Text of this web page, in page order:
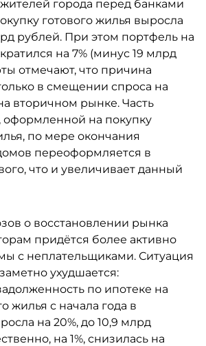
города перед банками
готового жилья выросла
рублей. При этом портфель на
на 7% (минус 19 млрд
отмечают, что причина
в смещении спроса на
вторичном рынке. Часть
оформленной на покупку
по мере окончания
переоформляется в
что и увеличивает данный
о восстановлении рынка
придётся более активно
с неплательщиками. Ситуация
ухудшается:
по ипотеке на
жилья с начала года в
на 20%, до 10,9 млрд
на 1%, снизилась на